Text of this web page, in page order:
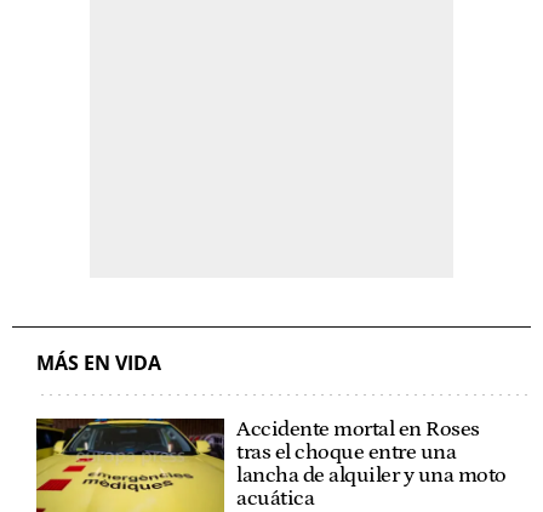
MÁS EN VIDA
Accidente mortal en Roses
tras el choque entre una
lancha de alquiler y una moto
acuática